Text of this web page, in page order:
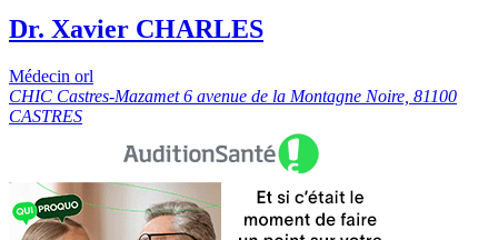
Dr. Xavier CHARLES
Médecin orl
CHIC Castres-Mazamet 6 avenue de la Montagne Noire, 81100
CASTRES